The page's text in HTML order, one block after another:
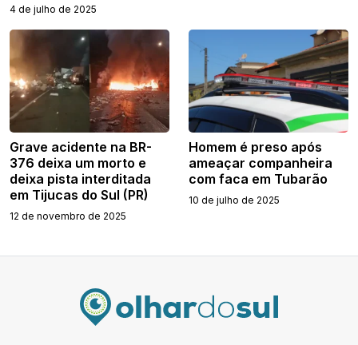
4 de julho de 2025
Grave acidente na BR-
376 deixa um morto e
deixa pista interditada
em Tijucas do Sul (PR)
12 de novembro de 2025
Homem é preso após
ameaçar companheira
com faca em Tubarão
10 de julho de 2025